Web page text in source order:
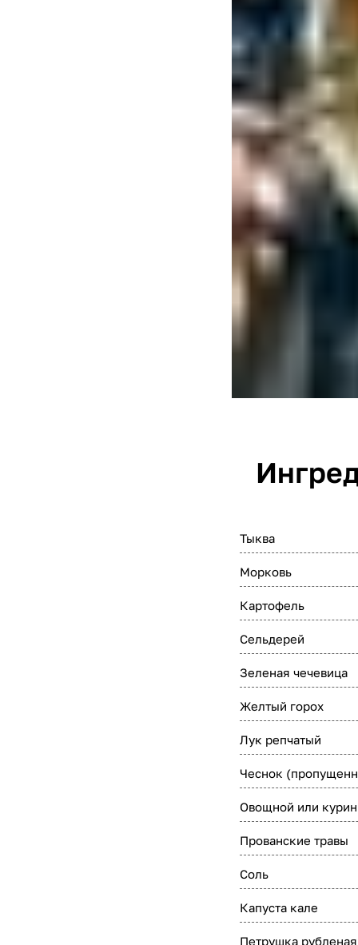
Тыква
Морковь
Картофель
Сельдерей
Зеленая чечевица
Желтый горох
Лук репчатый
Чеснок
Овощной или
Прованские травы
Соль
Капуста кале
Петрушка рубленая